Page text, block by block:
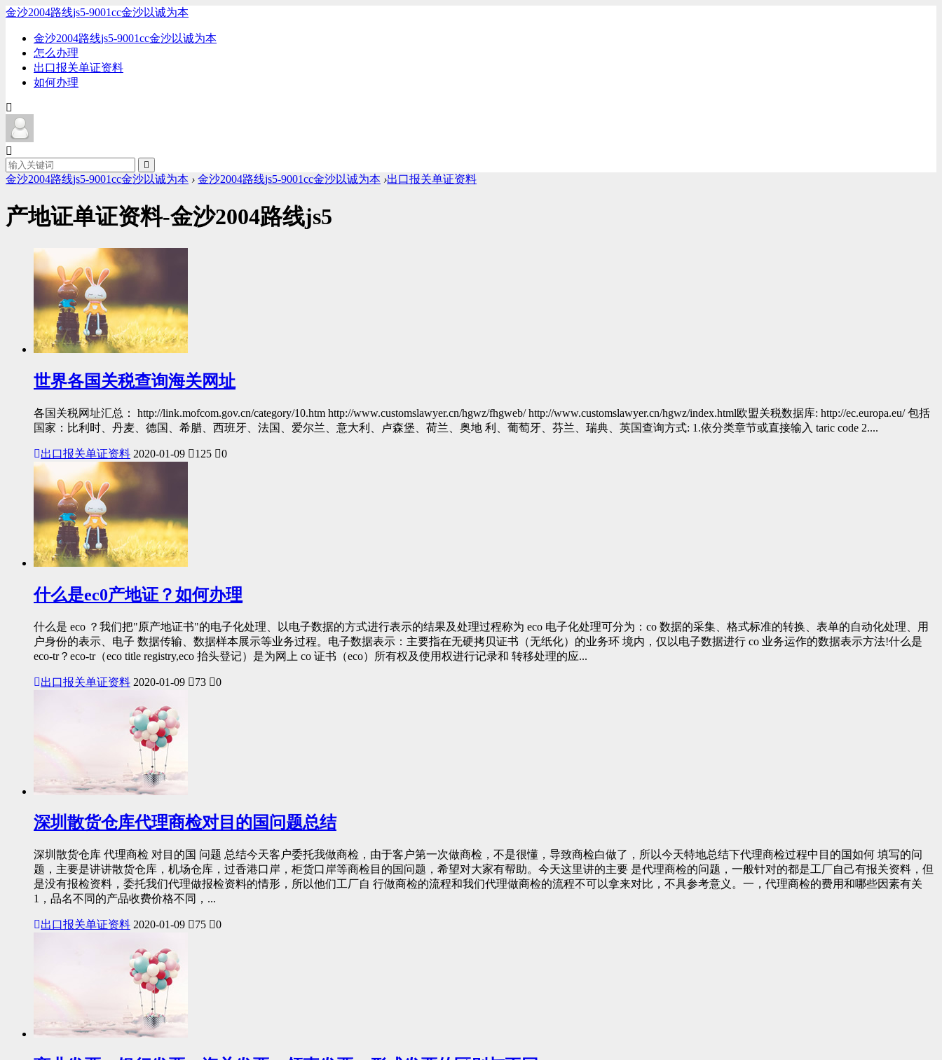
金沙2004路线js5-9001cc金沙以诚为本
金沙2004路线js5-9001cc金沙以诚为本
怎么办理
出口报关单证资料
如何办理
金沙2004路线js5-9001cc金沙以诚为本 › 金沙2004路线js5-9001cc金沙以诚为本 ›出口报关单证资料
产地证单证资料-金沙2004路线js5
世界各国关税查询海关网址
各国关税网址汇总： http://link.mofcom.gov.cn/category/10.htm http://www.customslawyer.cn/hgwz/fhgweb/ http://www.customslawyer.cn/hgwz/index.html欧盟关税数据库: http://ec.europa.eu/ 包括
国家：比利时、丹麦、德国、希腊、西班牙、法国、爱尔兰、意大利、卢森堡、荷兰、奥地 利、葡萄牙、芬兰、瑞典、英国查询方式: 1.依分类章节或直接输入 taric code 2....
出口报关单证资料 2020-01-09 125 0
什么是ec0产地证？如何办理
什么是 eco ？我们把"原产地证书"的电子化处理、以电子数据的方式进行表示的结果及处理过程称为 eco 电子化处理可分为：co 数据的采集、格式标准的转换、表单的自动化处理、用
户身份的表示、电子 数据传输、数据样本展示等业务过程。电子数据表示：主要指在无硬拷贝证书（无纸化）的业务环 境内，仅以电子数据进行 co 业务运作的数据表示方法!什么是
eco-tr？eco-tr（eco title registry,eco 抬头登记）是为网上 co 证书（eco）所有权及使用权进行记录和 转移处理的应...
出口报关单证资料 2020-01-09 73 0
深圳散货仓库代理商检对目的国问题总结
深圳散货仓库 代理商检 对目的国 问题 总结今天客户委托我做商检，由于客户第一次做商检，不是很懂，导致商检白做了，所以今天特地总结下代理商检过程中目的国如何 填写的问
题，主要是讲讲散货仓库，机场仓库，过香港口岸，柜货口岸等商检目的国问题，希望对大家有帮助。今天这里讲的主要 是代理商检的问题，一般针对的都是工厂自己有报关资料，但
是没有报检资料，委托我们代理做报检资料的情形，所以他们工厂自 行做商检的流程和我们代理做商检的流程不可以拿来对比，不具参考意义。一，代理商检的费用和哪些因素有关
1，品名不同的产品收费价格不同，...
出口报关单证资料 2020-01-09 75 0